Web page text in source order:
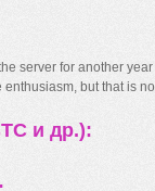
server for another
but that is
и др.):